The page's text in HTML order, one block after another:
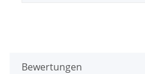
Bewertungen